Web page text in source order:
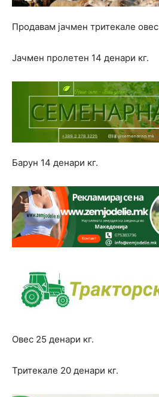
Продавам јачмен тритекале овес
Јачмен пролетен 14 денари кг.
Барун 14 денари кг.
Овес 25 денари кг.
Тритекале 20 денари кг.